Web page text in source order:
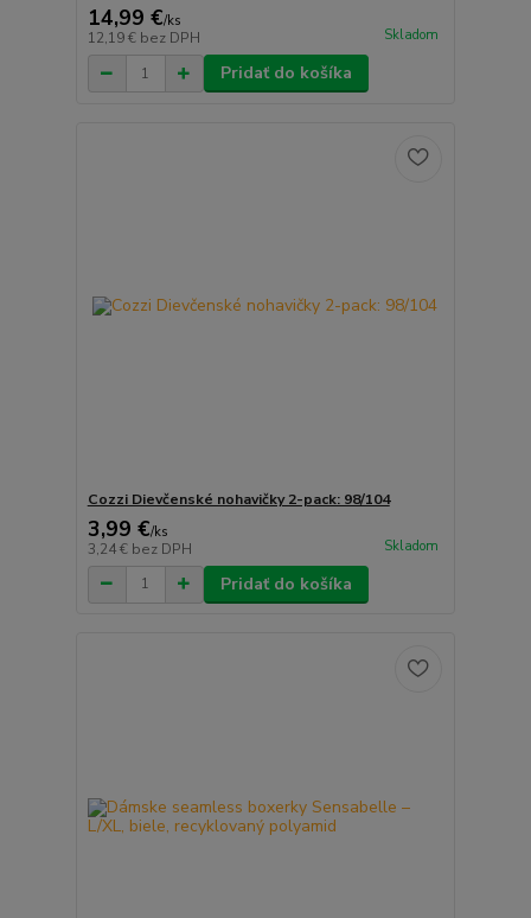
14,99 €/ks
12,19 € bez DPH Skladom
Pridať do košíka
Cozzi Dievčenské nohavičky 2-pack: 98/104
3,99 €/ks
3,24 € bez DPH Skladom
Pridať do košíka